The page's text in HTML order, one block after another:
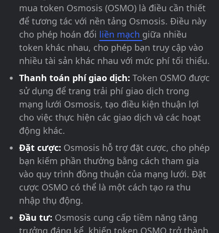
mua token Osmosis (OSMO) là điều cần thiết
để tương tác với nền tảng Osmosis. Điều này
cho phép hoán đổi liền mạch giữa nhiều
token khác nhau, cho phép bạn truy cập vào
nhiều tài sản khác nhau với mức phí tối thiểu.
Thanh toán phí giao dịch: Token OSMO được
sử dụng để trang trải phí giao dịch trong
mạng lưới Osmosis, tạo điều kiện thuận lợi
cho việc thực hiện các giao dịch và các hoạt
động khác.
Đặt cược: Osmosis hỗ trợ đặt cược, cho phép
bạn kiếm phần thưởng bằng cách tham gia
vào quy trình đồng thuận của mạng lưới. Đặt
cược OSMO có thể là một cách tạo ra thu
nhập thụ động.
Đầu tư: Osmosis cung cấp tiềm năng tăng
trưởng đáng kể, khiến token OSMO trở thành